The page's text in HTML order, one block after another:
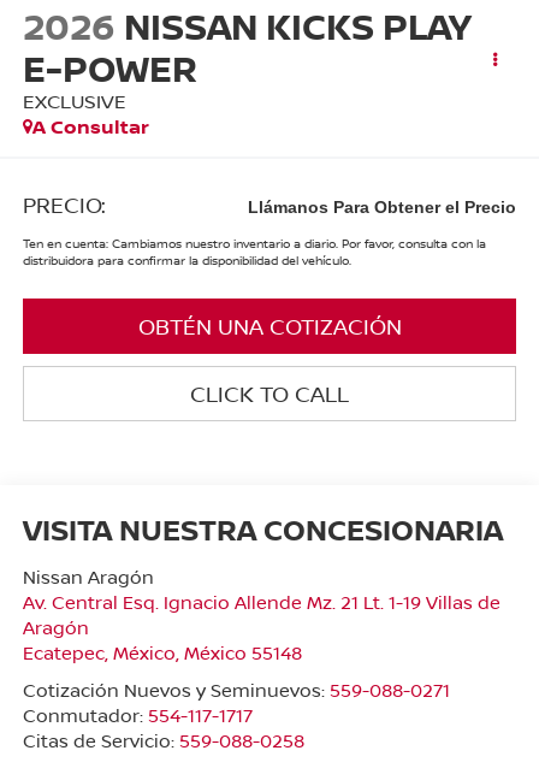
2026 NISSAN KICKS PLAY
E-POWER
EXCLUSIVE
A Consultar
PRECIO: Llámanos Para Obtener el Precio
Ten en cuenta: Cambiamos nuestro inventario a diario. Por favor, consulta con la
distribuidora para confirmar la disponibilidad del vehículo.
OBTÉN UNA COTIZACIÓN
CLICK TO CALL
VISITA NUESTRA CONCESIONARIA
Nissan Aragón
Av. Central Esq. Ignacio Allende Mz. 21 Lt. 1-19 Villas de
Aragón
Ecatepec, México , México 55148
Cotización Nuevos y Seminuevos: 559-088-0271
Conmutador: 554-117-1717
Citas de Servicio: 559-088-0258